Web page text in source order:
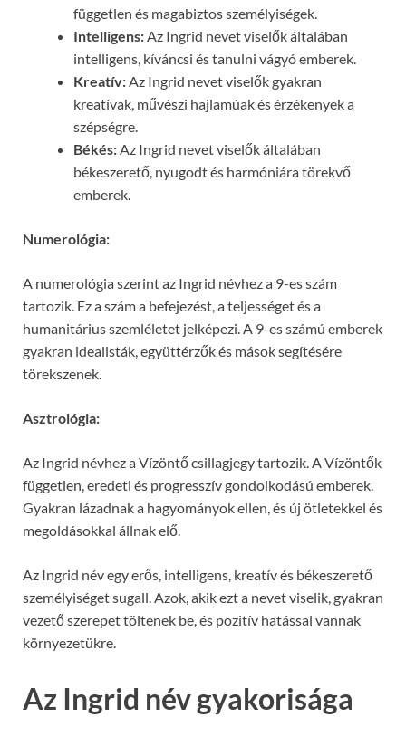
független és magabiztos személyiségek.
Intelligens:Az Ingrid nevet viselők általában
intelligens, kíváncsi és tanulni vágyó emberek.
Kreatív:Az Ingrid nevet viselők gyakran
kreatívak, művészi hajlamúak és érzékenyek a
szépségre.
Békés:Az Ingrid nevet viselők általában
békeszerető, nyugodt és harmóniára törekvő
emberek.
Numerológia:
A numerológia szerint az Ingrid névhez a 9-es szám
tartozik. Ez a szám a befejezést, a teljességet és a
humanitárius szemléletet jelképezi. A 9-es számú emberek
gyakran idealisták, együttérzők és mások segítésére
törekszenek.
Asztrológia:
Az Ingrid névhez a Vízöntő csillagjegy tartozik. A Vízöntők
független, eredeti és progresszív gondolkodású emberek.
Gyakran lázadnak a hagyományok ellen, és új ötletekkel és
megoldásokkal állnak elő.
Az Ingrid név egy erős, intelligens, kreatív és békeszerető
személyiséget sugall. Azok, akik ezt a nevet viselik, gyakran
vezető szerepet töltenek be, és pozitív hatással vannak
környezetükre.
Az Ingrid név gyakorisága